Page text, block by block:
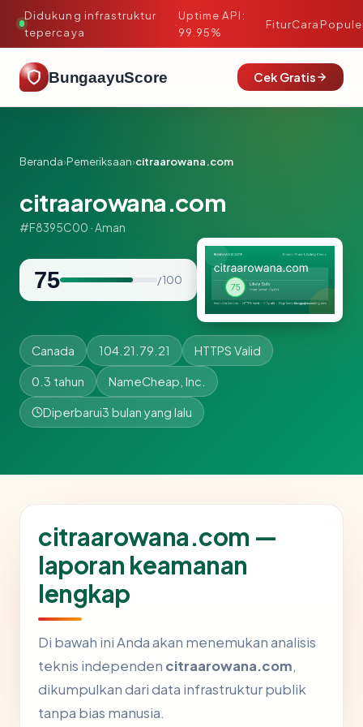
Didukung infrastruktur
tepercaya
·
Uptime API:
99.95%
FiturCara
BungaayuScore Cek Gratis
Beranda›Pemeriksaan›citraarowana.com
citraarowana.com
#F8395C00 · Aman
75 / 100
Canada 104.21.79.21 HTTPS Valid
0.3 tahun NameCheap, Inc.
Diperbarui3 bulan yang lalu
citraarowana.com —
laporan keamanan
lengkap
Di bawah ini Anda akan menemukan analisis
teknis independen citraarowana.com,
dikumpulkan dari data infrastruktur publik
tanpa bias manusia.